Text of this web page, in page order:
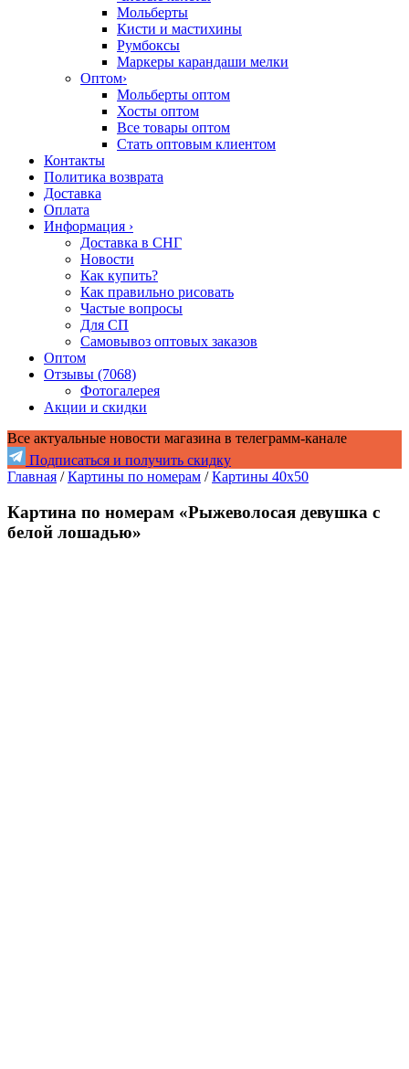
Мольберты
Кисти и мастихины
Румбоксы
Маркеры карандаши мелки
Оптом›
Мольберты оптом
Хосты оптом
Все товары оптом
Стать оптовым клиентом
Контакты
Политика возврата
Доставка
Оплата
Информация ›
Доставка в СНГ
Новости
Как купить?
Как правильно рисовать
Частые вопросы
Для СП
Самовывоз оптовых заказов
Оптом
Отзывы (7068)
Фотогалерея
Акции и скидки
Все актуальные новости магазина в телеграмм-канале
Подписаться и получить скидку
Главная /Картины по номерам /Картины 40x50
Картина по номерам «Рыжеволосая девушка с
белой лошадью»